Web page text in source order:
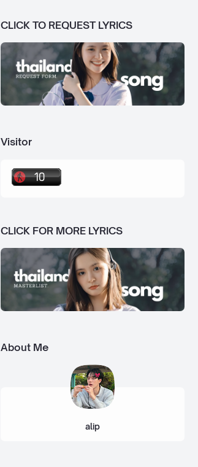
CLICK TO REQUEST LYRICS
Visitor
CLICK FOR MORE LYRICS
About Me
alip